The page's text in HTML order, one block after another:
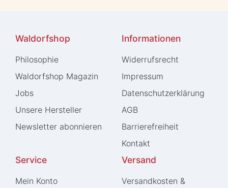
Waldorfshop
Philosophie
Waldorfshop Magazin
Jobs
Unsere Hersteller
Newsletter abonnieren
Informationen
Widerrufs­recht
Impressum
Daten­schutz­erklärung
AGB
Barrierefreiheit
Kontakt
Service
Mein Konto
Versand
Versandkosten &